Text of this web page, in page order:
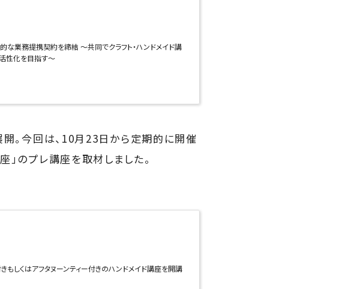
業務提携契約を締結 ～共同でクラフト・ハンドメイド講
性化を目指す～
。今回は、10月23日から定期的に開催
」のプレ講座を取材しました。
しくはアフタヌーンティー付きのハンドメイド講座を開講